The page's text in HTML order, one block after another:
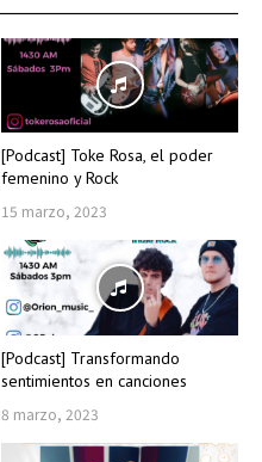
[Podcast] Toke Rosa, el poder
femenino y Rock
15 marzo, 2023
[Podcast] Transformando
sentimientos en canciones
8 marzo, 2023